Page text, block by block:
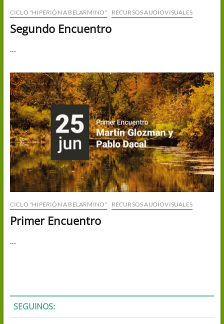
CICLO "HIPERIÓN A BELARMINO" RECURSOS AUDIOVISUALES
Segundo Encuentro
CICLO "HIPERIÓN A BELARMINO" RECURSOS AUDIOVISUALES
Primer Encuentro
…
SEGUINOS: